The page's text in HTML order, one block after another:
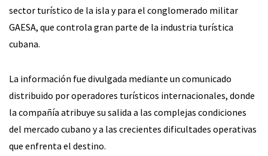
sector turístico de la isla y para el conglomerado militar
GAESA, que controla gran parte de la industria turística
cubana.
La información fue divulgada mediante un comunicado
distribuido por operadores turísticos internacionales, donde
la compañía atribuye su salida a las complejas condiciones
del mercado cubano y a las crecientes dificultades operativas
que enfrenta el destino.